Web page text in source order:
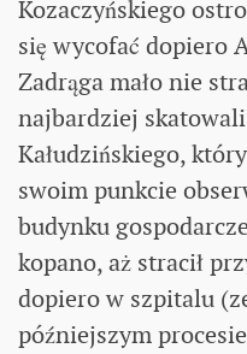
Kozaczyńskiego
się wycofać dopiero
Zadrąga mało nie
najbardziej skatowali
Kałudzińskiego,
swoim punkcie
budynku
kopano, aż stracił
dopiero w szpitalu
późniejszym